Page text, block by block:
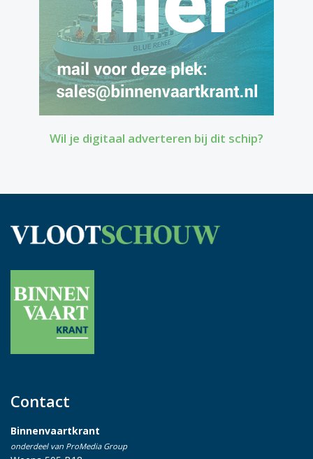
Wil je digitaal adverteren bij dit schip?
Contact
Binnenvaartkrant
onderdeel van ProMedia Group